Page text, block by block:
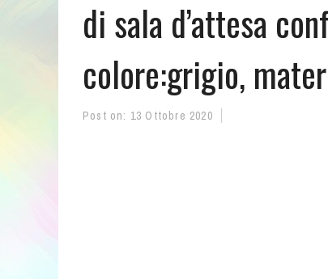
di sala d’attesa
colore:grigio,
Post on: 13 Ottobre 2020